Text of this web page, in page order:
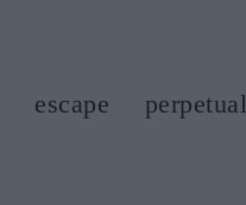
escape